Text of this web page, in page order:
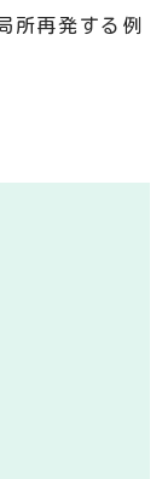
所再発する例